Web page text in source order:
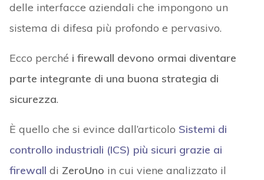
delle interfacce aziendali che impongono un
sistema di difesa più profondo e pervasivo.
Ecco perché i firewall devono ormai diventare
parte integrante di una buona strategia di
sicurezza.
È quello che si evince dall’articolo Sistemi di
controllo industriali (ICS) più sicuri grazie ai
firewall di ZeroUno in cui viene analizzato il